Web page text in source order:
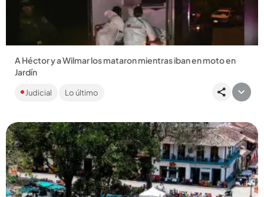
Compartir Noticia
A Héctor y a Wilmar los mataron mientras iban en moto en
Jardín
ajustes de cuentas entre bandas criminales que operan en
Judicial Lo último
Compartir Noticia